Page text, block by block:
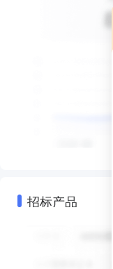
招标产品